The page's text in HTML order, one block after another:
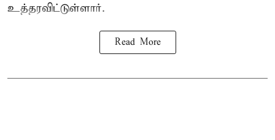
உத்தரவிட்டுள்ளார்.
Read More